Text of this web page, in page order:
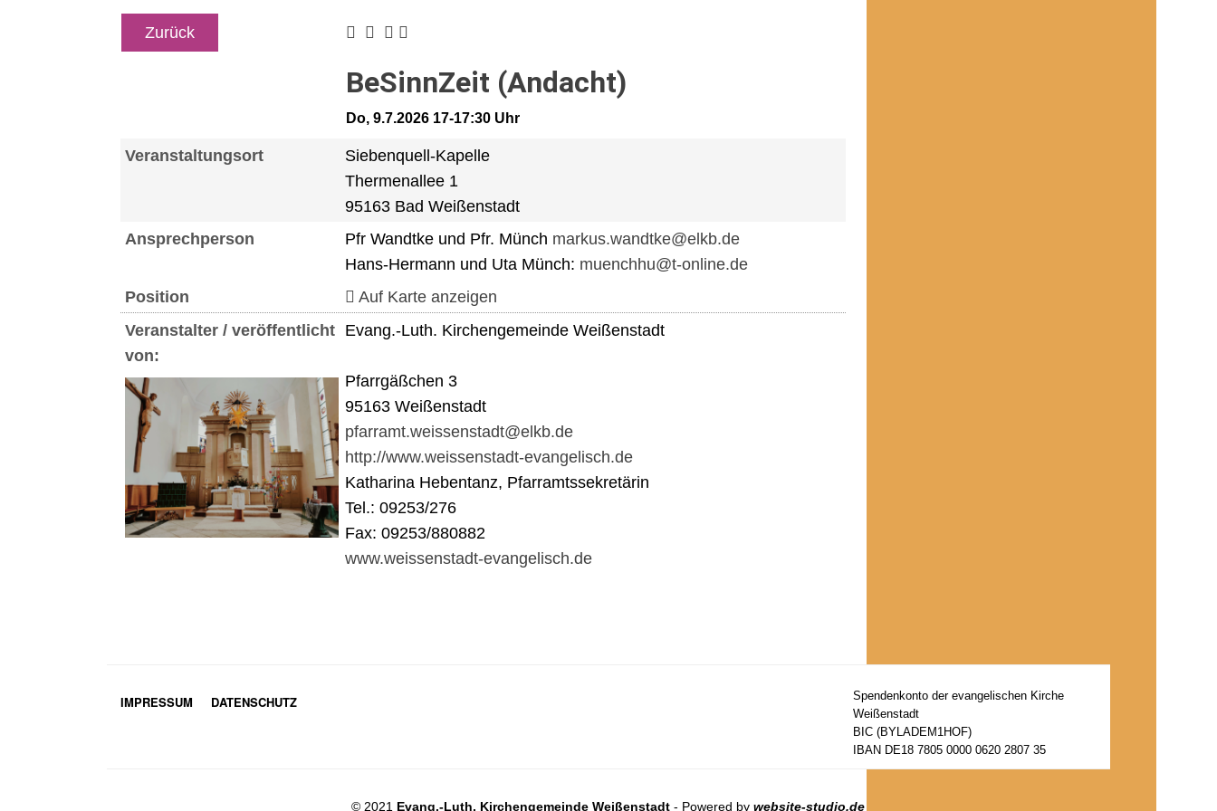
Zurück
BeSinnZeit (Andacht)
Do, 9.7.2026 17-17:30 Uhr
Veranstaltungsort
Siebenquell-Kapelle
Thermenallee 1
95163 Bad Weißenstadt
Ansprechperson
Pfr Wandtke und Pfr. Münch markus.wandtke@elkb.de
Hans-Hermann und Uta Münch: muenchhu@t-online.de
Position
Auf Karte anzeigen
Veranstalter / veröffentlicht
von:
Evang.-Luth. Kirchengemeinde Weißenstadt
Pfarrgäßchen 3
95163 Weißenstadt
pfarramt.weissenstadt@elkb.de
http://www.weissenstadt-evangelisch.de
Katharina Hebentanz, Pfarramtssekretärin
Tel.: 09253/276
Fax: 09253/880882
www.weissenstadt-evangelisch.de
IMPRESSUM DATENSCHUTZ
Spendenkonto der evangelischen Kirche
Weißenstadt
BIC (BYLADEM1HOF)
IBAN DE18 7805 0000 0620 2807 35
© 2021 Evang.-Luth. Kirchengemeinde Weißenstadt - Powered bywebsite-studio.de